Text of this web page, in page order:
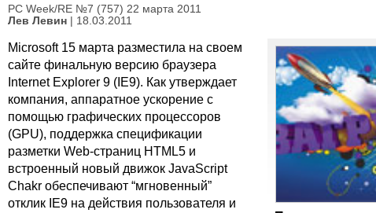
PC Week/RE №7 (757) 22 марта 2011
Лев Левин | 18.03.2011
Microsoft 15 марта разместила на своем
сайте финальную версию браузера
Internet Explorer 9 (IE9). Как утверждает
компания, аппаратное ускорение с
помощью графических процессоров
(GPU), поддержка спецификации
разметки Web-страниц HTML5 и
встроенный новый движок JavaScript
Chakr обеспечивают “мгновенный”
отклик IE9 на действия пользователя и